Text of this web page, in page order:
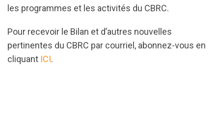
les programmes et les activités du CBRC.
Pour recevoir le Bilan et d’autres nouvelles
pertinentes du CBRC par courriel, abonnez-vous en
cliquant ICI.